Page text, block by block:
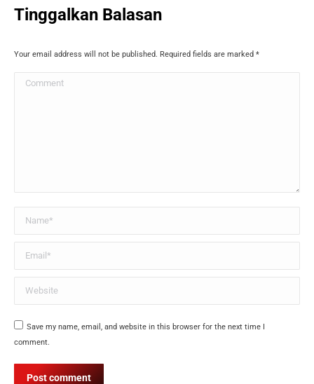
Tinggalkan Balasan
Your email address will not be published. Required fields are marked *
Comment
Email *
Website
Save my name, email, and website in this browser for the next time I
comment.
Post comment